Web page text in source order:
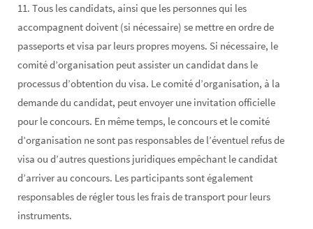
11. Tous les candidats, ainsi que les personnes qui les
accompagnent doivent (si nécessaire) se mettre en ordre de
passeports et visa par leurs propres moyens. Si nécessaire, le
comité d’organisation peut assister un candidat dans le
processus d’obtention du visa. Le comité d’organisation, à la
demande du candidat, peut envoyer une invitation officielle
pour le concours. En même temps, le concours et le comité
d’organisation ne sont pas responsables de l’éventuel refus de
visa ou d’autres questions juridiques empêchant le candidat
d’arriver au concours. Les participants sont également
responsables de régler tous les frais de transport pour leurs
instruments.